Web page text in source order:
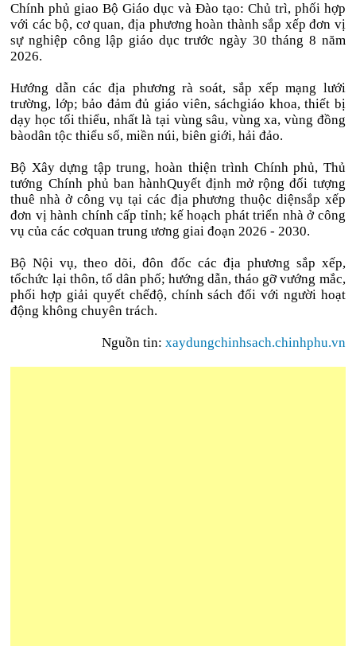
Chính phủ giao Bộ Giáo dục và Đào tạo: Chủ trì, phối hợp
với các bộ, cơ quan, địa phương hoàn thành sắp xếp đơn vị
sự nghiệp công lập giáo dục trước ngày 30 tháng 8 năm
2026.
Hướng dẫn các địa phương rà soát, sắp xếp mạng lưới
trường, lớp; bảo đảm đủ giáo viên, sáchgiáo khoa, thiết bị
dạy học tối thiểu, nhất là tại vùng sâu, vùng xa, vùng đồng
bàodân tộc thiểu số, miền núi, biên giới, hải đảo.
Bộ Xây dựng tập trung, hoàn thiện trình Chính phủ, Thủ
tướng Chính phủ ban hànhQuyết định mở rộng đối tượng
thuê nhà ở công vụ tại các địa phương thuộc diệnsắp xếp
đơn vị hành chính cấp tỉnh; kế hoạch phát triển nhà ở công
vụ của các cơquan trung ương giai đoạn 2026 - 2030.
Bộ Nội vụ, theo dõi, đôn đốc các địa phương sắp xếp,
tổchức lại thôn, tổ dân phố; hướng dẫn, tháo gỡ vướng mắc,
phối hợp giải quyết chếđộ, chính sách đối với người hoạt
động không chuyên trách.
Nguồn tin: xaydungchinhsach.chinhphu.vn